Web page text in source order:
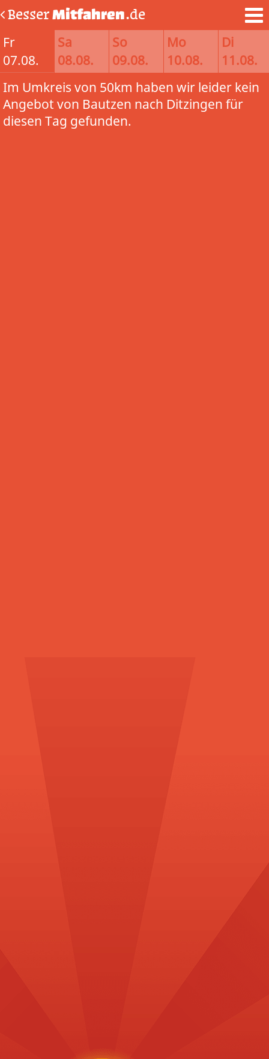
BesserMitfahren.de
Fr
07.08.
Sa
08.08.
So
09.08.
Mo
10.08.
Di
11.08.
Im Umkreis von 50km haben wir leider kein
Angebot von Bautzen nach Ditzingen für
diesen Tag gefunden.